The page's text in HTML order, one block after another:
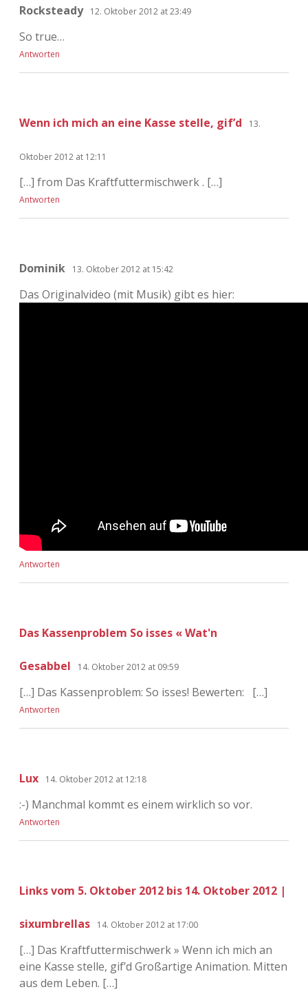
Rocksteady 12. Oktober 2012 at 23:49
So true…
Antworten
Wenn ich mich an eine Kasse stelle, gif’d 13.
Oktober 2012 at 12:11
[…] from Das Kraftfuttermischwerk . […]
Antworten
Dominik 13. Oktober 2012 at 15:42
Das Originalvideo (mit Musik) gibt es hier:
Antworten
Das Kassenproblem So isses « Wat'n
Gesabbel 14. Oktober 2012 at 09:59
[…] Das Kassenproblem: So isses! Bewerten: […]
Antworten
Lux 14. Oktober 2012 at 12:18
:-) Manchmal kommt es einem wirklich so vor.
Antworten
Links vom 5. Oktober 2012 bis 14. Oktober 2012 |
sixumbrellas 14. Oktober 2012 at 17:00
[…] Das Kraftfuttermischwerk » Wenn ich mich an
eine Kasse stelle, gif’d Großartige Animation. Mitten
aus dem Leben. […]